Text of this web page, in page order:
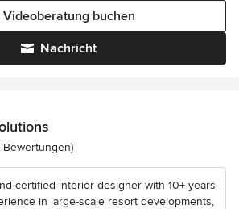
Nachricht
Videoberatung buchen
4.8 von 5 Sternen
Bewertungen)
certified interior designer with 10+ years
in large-scale resort developments,